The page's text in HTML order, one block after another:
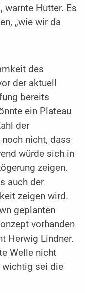
warnte Hutter. Es
„wie wir da
des
der aktuell
bereits
ein Plateau
der
nicht, dass
würde sich in
zeigen.
auch der
zeigen wird.
geplanten
vorhanden
Herwig Lindner.
Welle nicht
wichtig sei die